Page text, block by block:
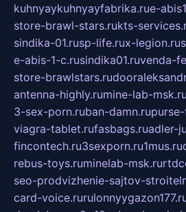
kuhnyaykuhnyayfabrika.rue-
store-brawl-stars.rukts-
sindika-01.rusp-life.rux-legion.ru
e-abis-1-c.rusindika01.ruvenda-
store-brawlstars.ru
antenna-highly.rumine-lab-msk.ru
3-sex-porn.ruban-damn.ru
viagra-tablet.rufasbags.ruadler-
fincontech.ru3sexporn.ru1mus.ru
rebus-toys.ruminelab-msk.ru
seo-prodvizhenie-sajtov-
card-voice.ru